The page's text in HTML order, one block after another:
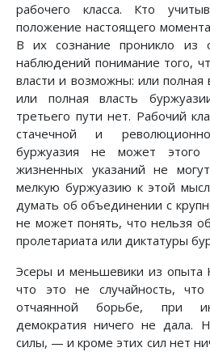
рабочего класса. Кто
положение настоящего
В их сознание проникло из
наблюдений понимание того,
власти и возможны: или полная
или полная власть
третьего пути нет. Рабочий
стачечной и
буржуазия не может этого
жизненных указаний не
мелкую буржуазию к этой
думать об объединении с
не может понять, что нельзя
пролетариата или диктатуры
Эсеры и меньшевики из опыта
что это не случайность,
отчаянной борьбе, при
демократия ничего не дала.
силы, — и кроме этих сил нет